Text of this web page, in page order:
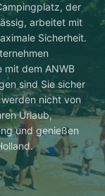
der
arbeitet mit
Sicherheit.
mit dem ANWB
sind Sie sicher
nicht von
Urlaub,
und genießen